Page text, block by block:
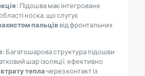
Підошва має інтегроване
носка, що слугує
пальців від фронтальних
Багатошарова структура підошви
шар ізоляції, ефективно
тепла через контакт із